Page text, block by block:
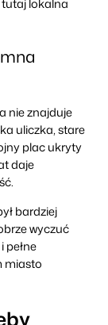
tutaj lokalna
nie znajduje
uliczka, stare
plac ukryty
daje
bardziej
wyczuć
pełne
miasto